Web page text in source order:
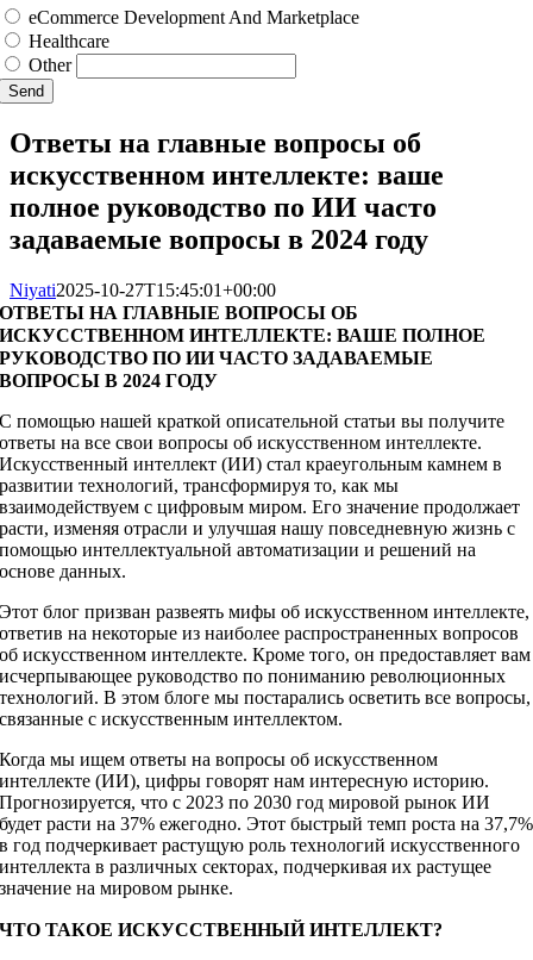
eCommerce Development And Marketplace
Healthcare
Other
Send
Ответы на главные вопросы об
искусственном интеллекте: ваше
полное руководство по ИИ часто
задаваемые вопросы в 2024 году
Niyati2025-10-27T15:45:01+00:00
ОТВЕТЫ НА ГЛАВНЫЕ ВОПРОСЫ ОБ
ИСКУССТВЕННОМ ИНТЕЛЛЕКТЕ: ВАШЕ ПОЛНОЕ
РУКОВОДСТВО ПО ИИ ЧАСТО ЗАДАВАЕМЫЕ
ВОПРОСЫ В 2024 ГОДУ
С помощью нашей краткой описательной статьи вы получите
ответы на все свои вопросы об искусственном интеллекте.
Искусственный интеллект (ИИ) стал краеугольным камнем в
развитии технологий, трансформируя то, как мы
взаимодействуем с цифровым миром. Его значение продолжает
расти, изменяя отрасли и улучшая нашу повседневную жизнь с
помощью интеллектуальной автоматизации и решений на
основе данных.
Этот блог призван развеять мифы об искусственном интеллекте,
ответив на некоторые из наиболее распространенных вопросов
об искусственном интеллекте. Кроме того, он предоставляет вам
исчерпывающее руководство по пониманию революционных
технологий. В этом блоге мы постарались осветить все вопросы,
связанные с искусственным интеллектом.
Когда мы ищем ответы на вопросы об искусственном
интеллекте (ИИ), цифры говорят нам интересную историю.
Прогнозируется, что с 2023 по 2030 год мировой рынок ИИ
будет расти на 37% ежегодно. Этот быстрый темп роста на 37,7%
в год подчеркивает растущую роль технологий искусственного
интеллекта в различных секторах, подчеркивая их растущее
значение на мировом рынке.
ЧТО ТАКОЕ ИСКУССТВЕННЫЙ ИНТЕЛЛЕКТ?